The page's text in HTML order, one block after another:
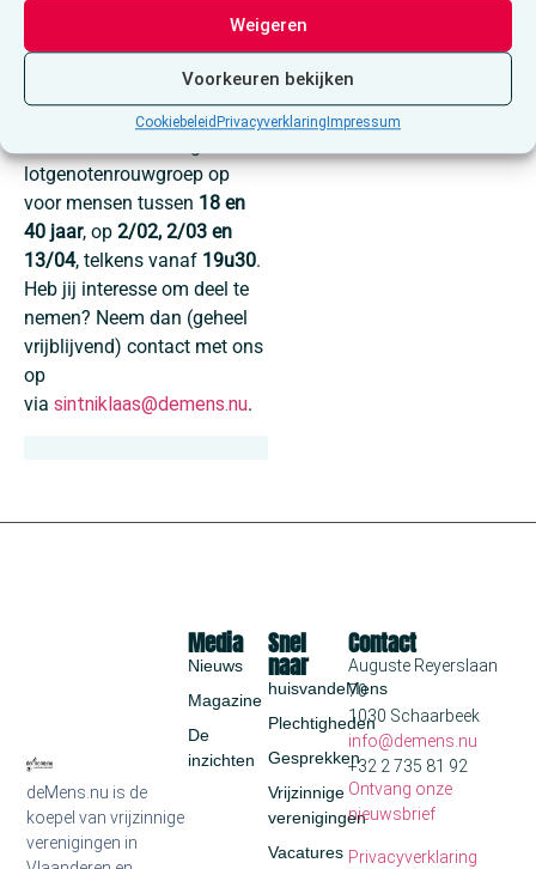
Weigeren
Voorkeuren bekijken
Cookiebeleid Privacyverklaring Impressum
nood aan contact met
mensen die iets gelijkaardig
Het Huis van de Mens Sint-
lotgenotenrouwgroep op
voor mensen tussen 18 en
40 jaar, op 2/02, 2/03 en
13/04, telkens vanaf 19u30.
Heb jij interesse om deel te
nemen? Neem dan (geheel
vrijblijvend) contact met ons
op
via sintniklaas@demens.nu.
deMens.nu is de
koepel van vrijzinnige
verenigingen in
Snel
naar
huisvandeMens
Plechtigheden
Gesprekken
Vrijzinnige
verenigingen
Vacatures
Media
Nieuws
Magazine
De
inzichten
Contact
Auguste Reyerslaan
70
1030 Schaarbeek
info@demens.nu
+32 2 735 81 92
Ontvang onze
nieuwsbrief
Privacyverklaring